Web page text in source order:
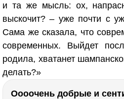
и та же мысль: ох,
выскочит? – уже почти с
Сама же сказала, что
современных. Выйдет
родила, хватанет
делать?»